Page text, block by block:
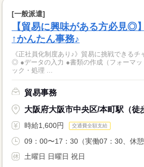
[一般派遣]
【貿易に興味がある方必見◎
↑かんたん事務♪
《正社員化制度あり♪》貿易に挑戦できる
◎ ●データの入力 ●書類の作成（フォーマットあり♪） ●支払いチェ
ック・処理 ...
貿易事務
大阪府大阪市中央区/本町駅（徒
時給1,600円 交通費全額支給
09：00〜17：30（実働07：30、休憩
土曜日 日曜日 祝日